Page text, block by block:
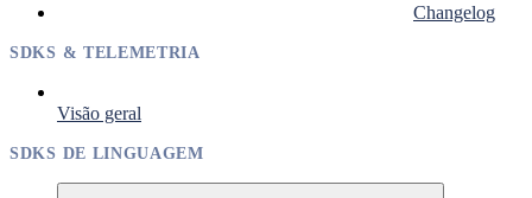
Changelog
SDKS & TELEMETRIA
Visão geral
SDKS DE LINGUAGEM